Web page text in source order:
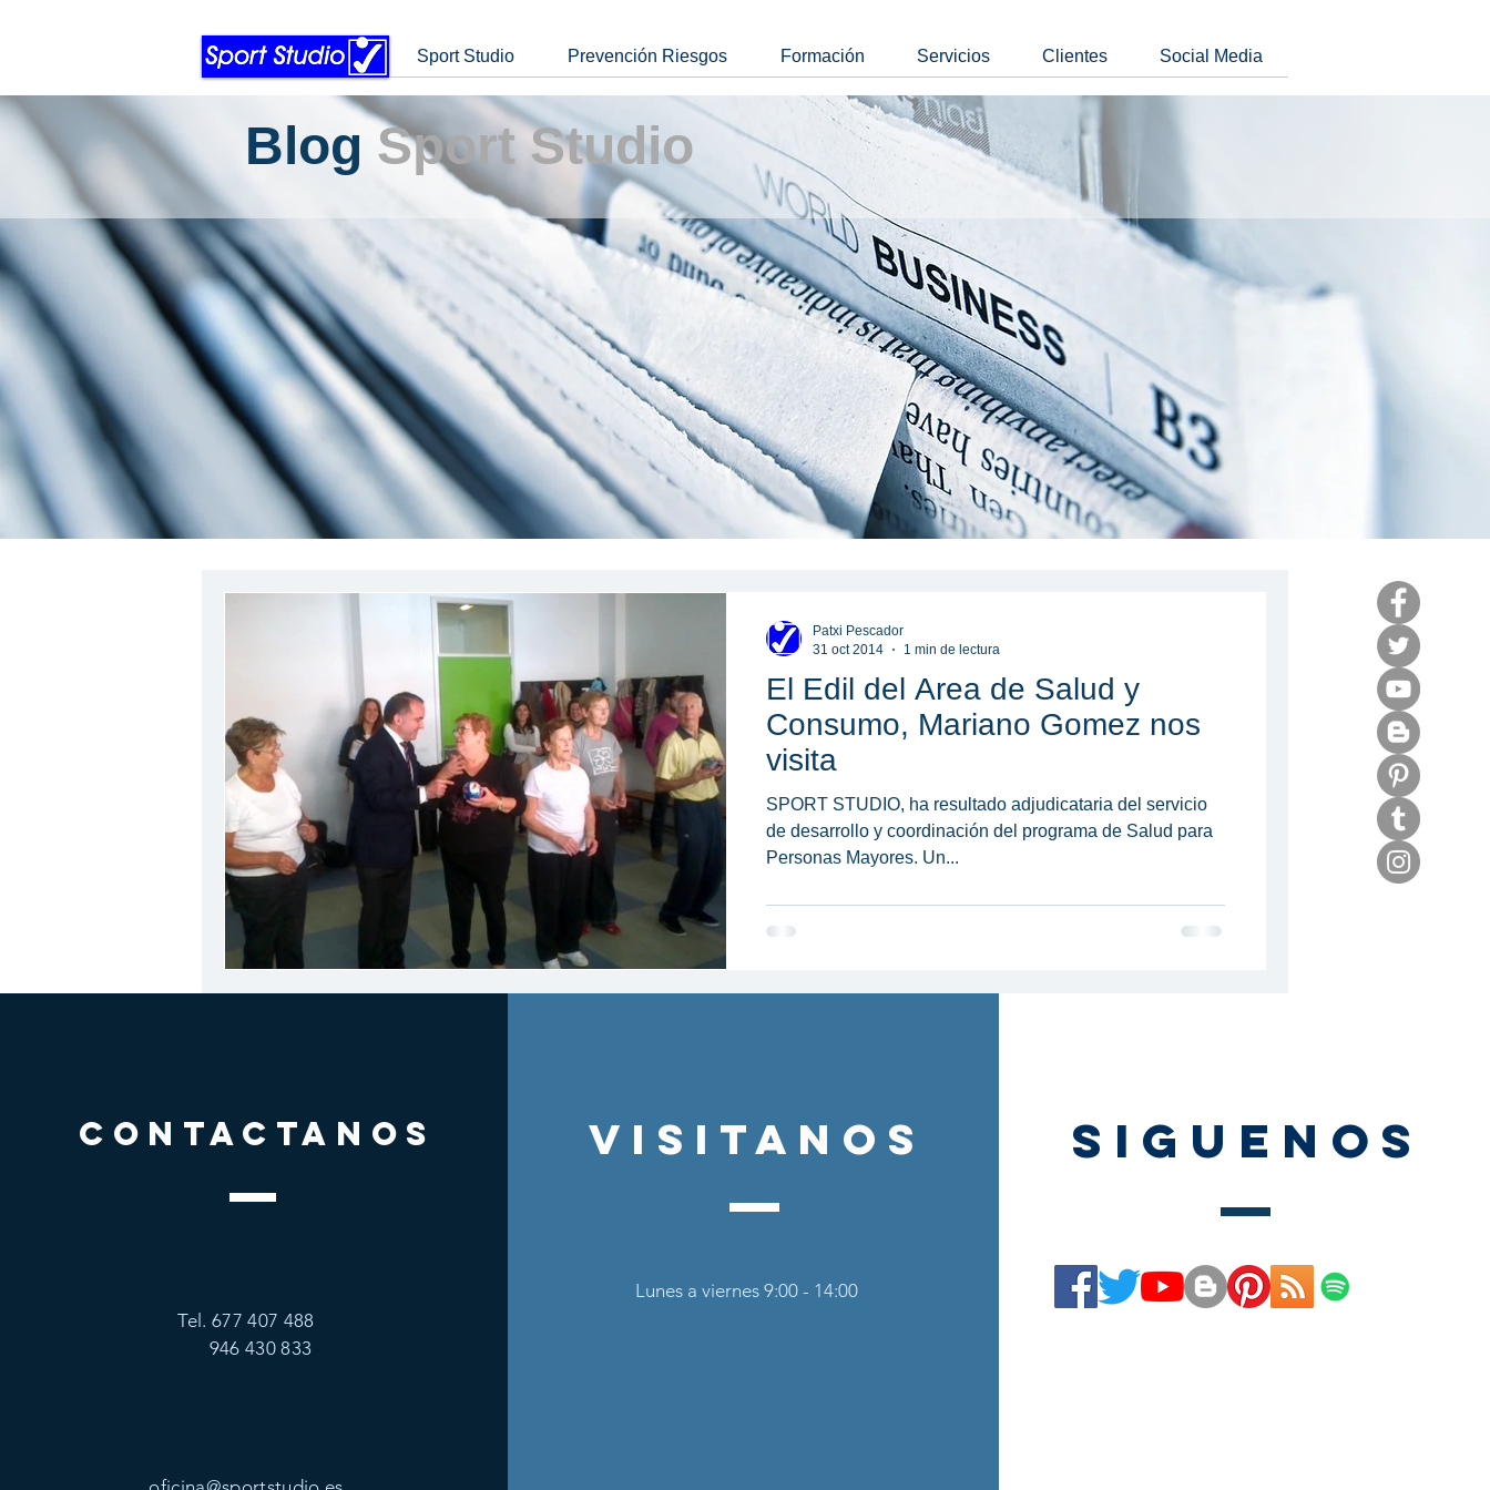
Sport Studio Prevención Riesgos Formación Servicios Clientes Social Media
Blog Sport Studio
El Edil del Area de Salud y
Consumo, Mariano Gomez nos
visita
SPORT STUDIO, ha resultado adjudicataria del servicio
de desarrollo y coordinación del programa de Salud para
Personas Mayores. Un...
Patxi Pescador
31 oct 2014
1 min de lectura
CONTACTANOS
Tel. 677 407 488
946 430 833
visitanos
Lunes a viernes 9:00 - 14:00
SIGUENOS